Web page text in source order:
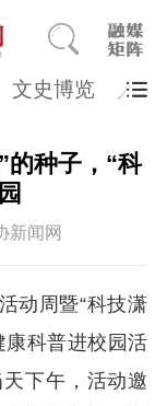
文史博览 人物
的种子，“科
新闻网
动周暨“科技潇
康科普进校园活
下午，活动邀